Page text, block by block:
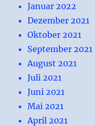
Januar 2022
Dezember 2021
Oktober 2021
September 2021
August 2021
Juli 2021
Juni 2021
Mai 2021
April 2021